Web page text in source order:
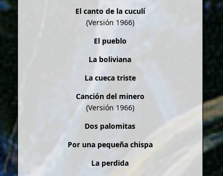
El canto de la cuculí
(Versión 1966)
El pueblo
La boliviana
La cueca triste
Canción del minero
(Versión 1966)
Dos palomitas
Por una pequeña chispa
La perdida